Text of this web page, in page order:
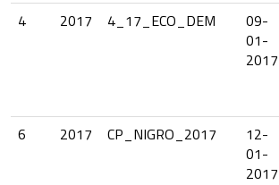
4 2017 4_17_ECO_DEM
09-
01-
2017
6
2017 CP_NIGRO_2017
12-
01-
2017